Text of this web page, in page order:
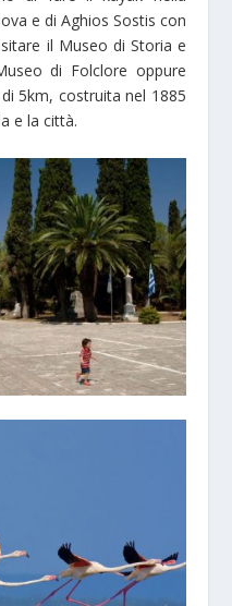
e di Aghios Sostis con
il Museo di Storia e
di Folclore oppure
5km, costruita nel 1885
e la città.